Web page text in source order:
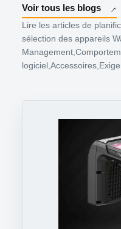
Voir tous les blogs
Lire les articles de
sélection des appareils